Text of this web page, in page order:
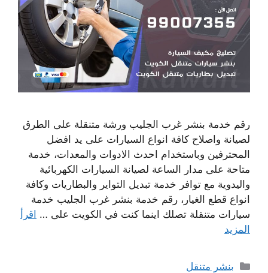
رقم خدمة بنشر غرب الجليب ورشة متنقلة على الطرق
لصيانة واصلاح كافة انواع السيارات على يد افضل
المحترفين وباستخدام احدث الادوات والمعدات، خدمة
متاحة على مدار الساعة لصيانة السيارات الكهربائية
واليدوية مع توافر خدمة تبديل التواير والبطاريات وكافة
انواع قطع الغيار، رقم خدمة بنشر غرب الجليب خدمة
سيارات متنقلة تصلك اينما كنت في الكويت على … اقرأ
المزيد
التصنيفات
بنشر متنقل